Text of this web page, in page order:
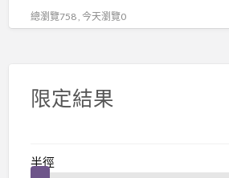
總瀏覽758 , 今天瀏覽0
限定結果
半徑